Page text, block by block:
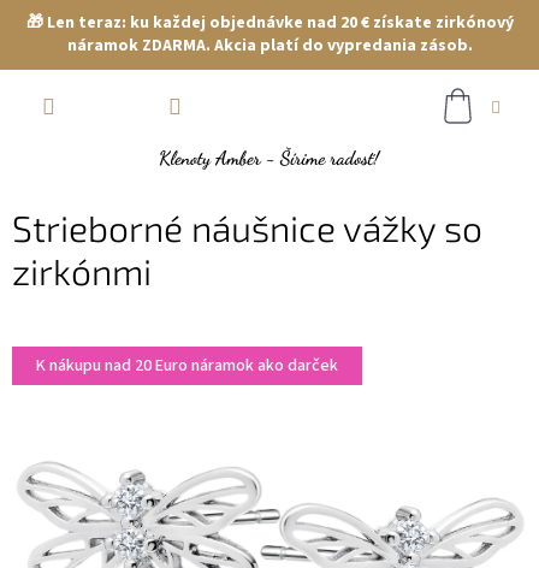
🎁 Len teraz: ku každej objednávke nad 20 € získate zirkónový
náramok ZDARMA. Akcia platí do vypredania zásob.
Strieborné náušnice vážky so
zirkónmi
K nákupu nad 20 Euro náramok ako darček